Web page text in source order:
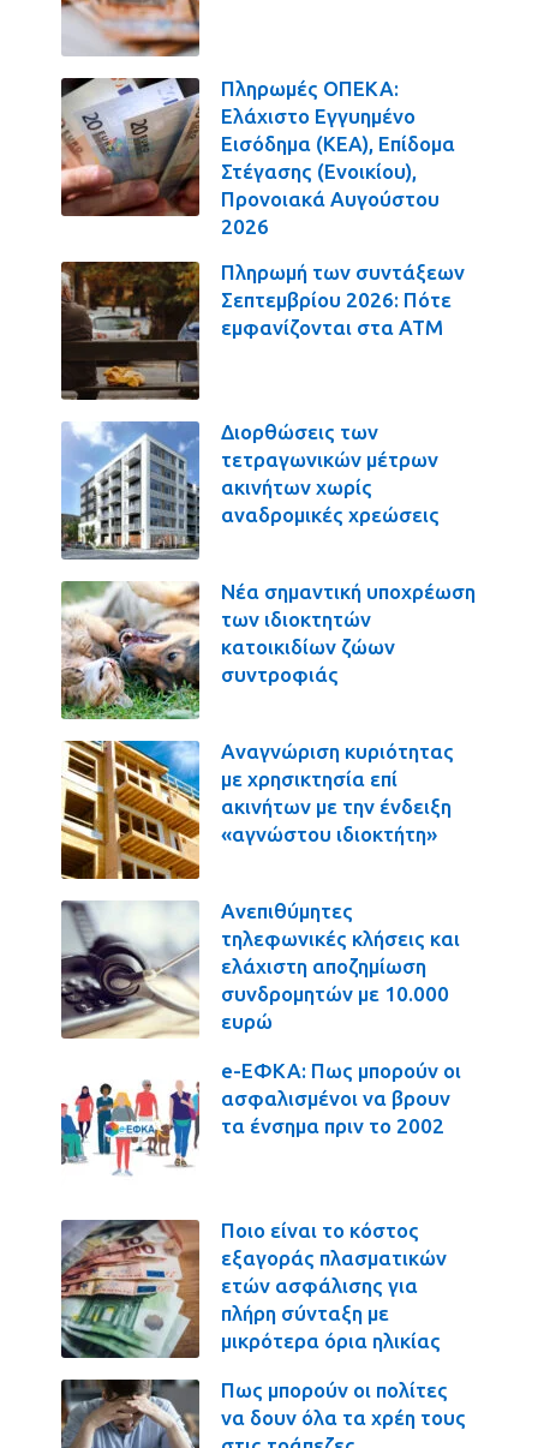
Πληρωμές ΟΠΕΚΑ:
Ελάχιστο Εγγυημένο
Εισόδημα (ΚΕΑ), Επίδομα
Στέγασης (Ενοικίου),
Προνοιακά Αυγούστου
2026
Πληρωμή των συντάξεων
Σεπτεμβρίου 2026: Πότε
εμφανίζονται στα ΑΤΜ
Διορθώσεις των
τετραγωνικών μέτρων
ακινήτων χωρίς
αναδρομικές χρεώσεις
Νέα σημαντική υποχρέωση
των ιδιοκτητών
κατοικιδίων ζώων
συντροφιάς
Αναγνώριση κυριότητας
με χρησικτησία επί
ακινήτων με την ένδειξη
«αγνώστου ιδιοκτήτη»
Ανεπιθύμητες
τηλεφωνικές κλήσεις και
ελάχιστη αποζημίωση
συνδρομητών με 10.000
ευρώ
e-ΕΦΚΑ: Πως μπορούν οι
ασφαλισμένοι να βρουν
τα ένσημα πριν το 2002
Ποιο είναι το κόστος
εξαγοράς πλασματικών
ετών ασφάλισης για
πλήρη σύνταξη με
μικρότερα όρια ηλικίας
Πως μπορούν οι πολίτες
να δουν όλα τα χρέη τους